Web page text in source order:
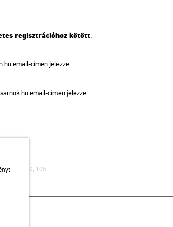
re­giszt­rá­ci­ó­hoz kö­tött.
email-címen je­lez­ze.
email-címen je­lez­ze.
20, 30, 105